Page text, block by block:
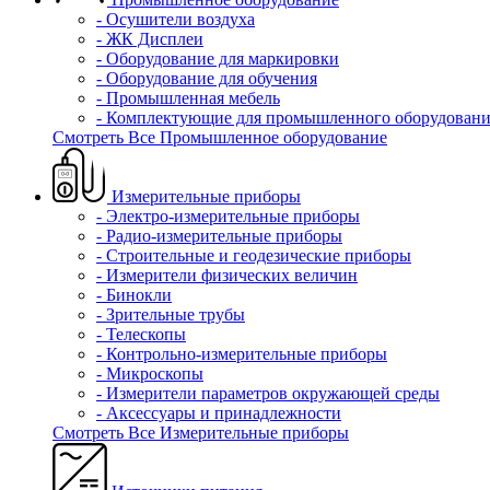
- Осушители воздуха
- ЖК Дисплеи
- Оборудование для маркировки
- Оборудование для обучения
- Промышленная мебель
- Комплектующие для промышленного
Смотреть Все Промышленное оборудование
Измерительные приборы
- Электро-измерительные приборы
- Радио-измерительные приборы
- Строительные и геодезические приборы
- Измерители физических величин
- Бинокли
- Зрительные трубы
- Телескопы
- Контрольно-измерительные приборы
- Микроскопы
- Измерители параметров окружающей среды
- Аксессуары и принадлежности
Смотреть Все Измерительные приборы